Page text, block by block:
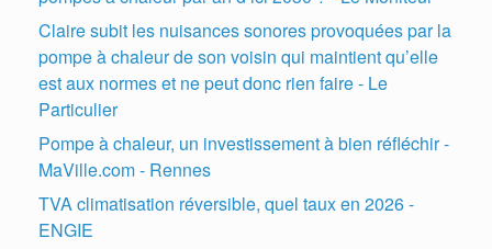
Claire subit les nuisances sonores provoquées par la
pompe à chaleur de son voisin qui maintient qu’elle
est aux normes et ne peut donc rien faire - Le
Particulier
Pompe à chaleur, un investissement à bien réfléchir -
MaVille.com - Rennes
TVA climatisation réversible, quel taux en 2026 -
ENGIE